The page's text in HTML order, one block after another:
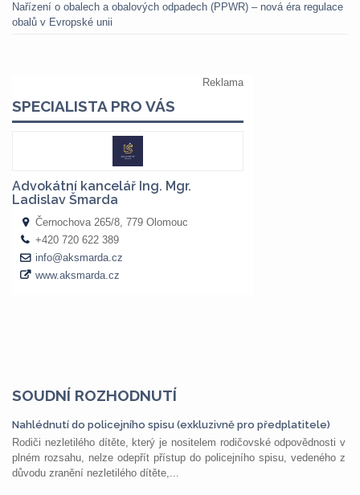
Nařízení o obalech a obalových odpadech (PPWR) – nová éra regulace
obalů v Evropské unii
SOUDNÍ ROZHODNUTÍ
Nahlédnutí do policejního spisu (exkluzivně pro předplatitele)
Rodiči nezletilého dítěte, který je nositelem rodičovské odpovědnosti v
plném rozsahu, nelze odepřít přístup do policejního spisu, vedeného z
důvodu zranění nezletilého dítěte,...